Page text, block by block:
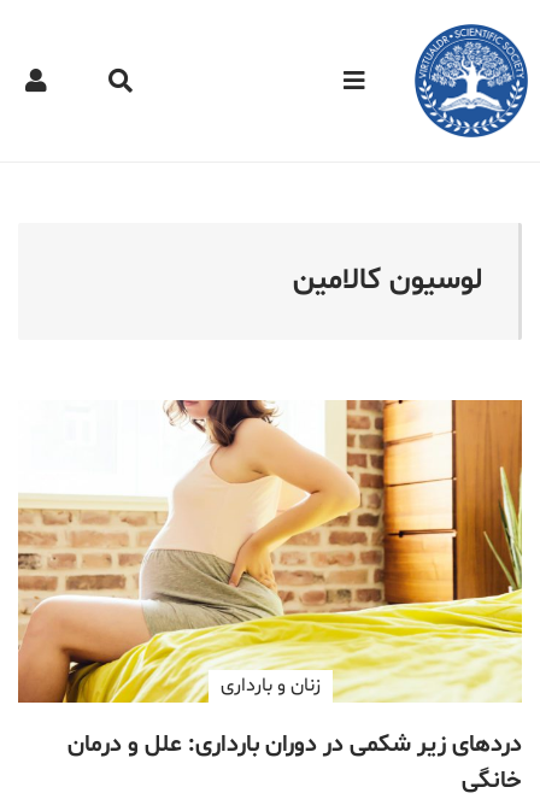
دکتر مجازی - لوسیون
لوسیون کالامین
زنان و بارداری
دردهای زیر شکمی در دوران بارداری: علل و درمان
خانگی